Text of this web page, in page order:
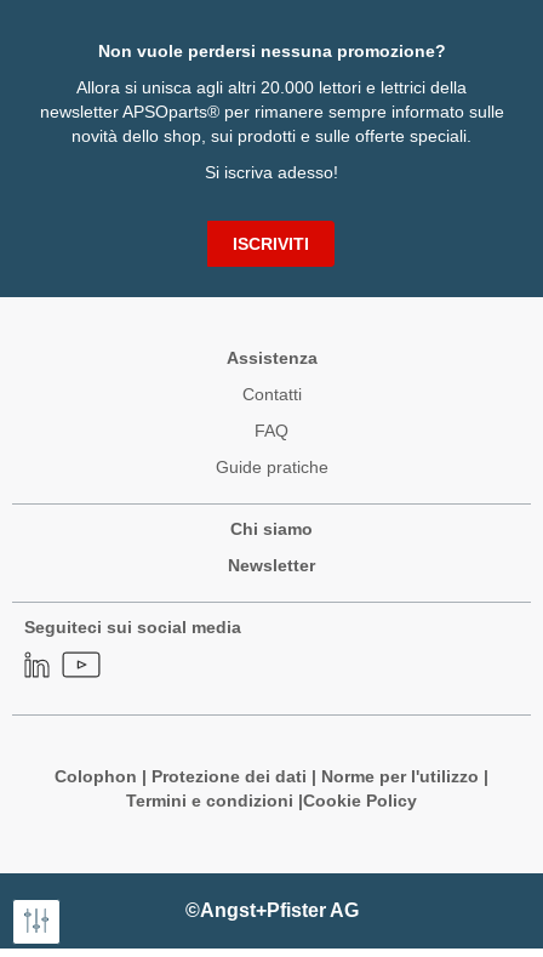
Non vuole perdersi nessuna promozione?
Allora si unisca agli altri 20.000 lettori e lettrici della
newsletter APSOparts® per rimanere sempre informato sulle
novità dello shop, sui prodotti e sulle offerte speciali.
Si iscriva adesso!
ISCRIVITI
Assistenza
Contatti
FAQ
Guide pratiche
Chi siamo
Newsletter
Seguiteci sui social media
Colophon | Protezione dei dati | Norme per l'utilizzo |
Termini e condizioni |Cookie Policy
©Angst+Pfister AG